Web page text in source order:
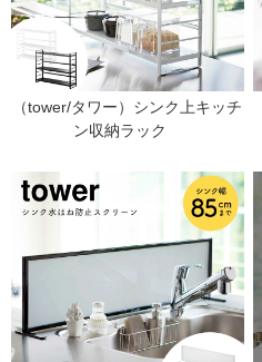
（tower/タワー）シンク上キッチ
ン収納ラック